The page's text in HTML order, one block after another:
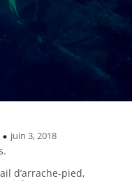
juin 3, 2018
d’arrache-pied,